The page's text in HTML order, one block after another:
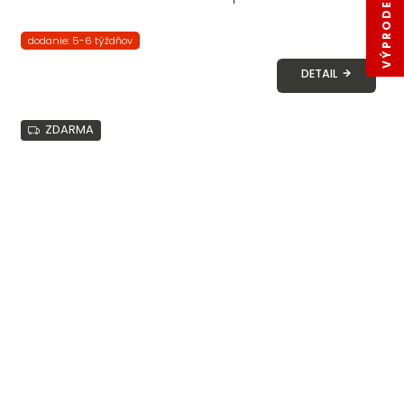
dodanie: 5-6 týždňov
DETAIL
ZDARMA